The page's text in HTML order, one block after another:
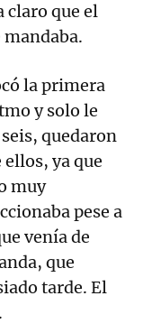
claro que el
mandaba.
la primera
y solo le
seis, quedaron
ellos, ya que
muy
pese a
venía de
que
tarde. El